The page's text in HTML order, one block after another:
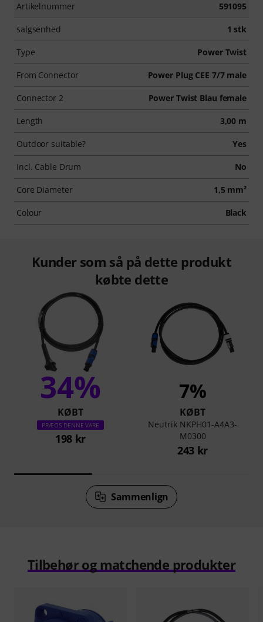
Artikelnummer 591095
salgsenhed 1 stk
Type Power Twist
From Connector Power Plug CEE 7/7 male
Connector 2 Power Twist Blau female
Length 3,00 m
Outdoor suitable? Yes
Incl. Cable Drum No
Core Diameter 1,5 mm²
Colour Black
Kunder som så på dette produkt
købte dette
34%
KØBT
PRÆCIS DENNE VARE
198 kr
7%
KØBT
Neutrik NKPH01-A4A3-
M0300
243 kr
Sammenlign
Tilbehør og matchende produkter